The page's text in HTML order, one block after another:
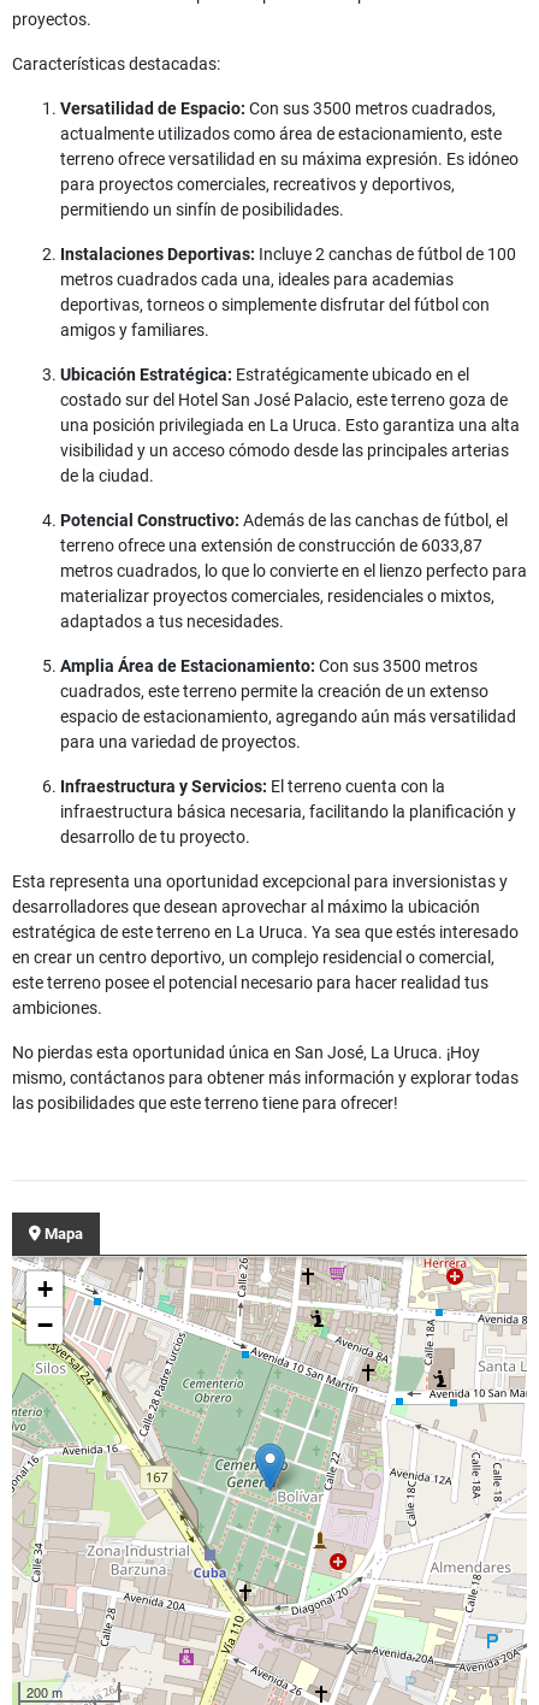
proyectos.
Características destacadas:
Versatilidad de Espacio: Con sus 3500 metros cuadrados,
actualmente utilizados como área de estacionamiento, este
terreno ofrece versatilidad en su máxima expresión. Es idóneo
para proyectos comerciales, recreativos y deportivos,
permitiendo un sinfín de posibilidades.
Instalaciones Deportivas: Incluye 2 canchas de fútbol de 100
metros cuadrados cada una, ideales para academias
deportivas, torneos o simplemente disfrutar del fútbol con
amigos y familiares.
Ubicación Estratégica: Estratégicamente ubicado en el
costado sur del Hotel San José Palacio, este terreno goza de
una posición privilegiada en La Uruca. Esto garantiza una alta
visibilidad y un acceso cómodo desde las principales arterias
de la ciudad.
Potencial Constructivo: Además de las canchas de fútbol, el
terreno ofrece una extensión de construcción de 6033,87
metros cuadrados, lo que lo convierte en el lienzo perfecto para
materializar proyectos comerciales, residenciales o mixtos,
adaptados a tus necesidades.
Amplia Área de Estacionamiento: Con sus 3500 metros
cuadrados, este terreno permite la creación de un extenso
espacio de estacionamiento, agregando aún más versatilidad
para una variedad de proyectos.
Infraestructura y Servicios: El terreno cuenta con la
infraestructura básica necesaria, facilitando la planificación y
desarrollo de tu proyecto.
Esta representa una oportunidad excepcional para inversionistas y
desarrolladores que desean aprovechar al máximo la ubicación
estratégica de este terreno en La Uruca. Ya sea que estés interesado
en crear un centro deportivo, un complejo residencial o comercial,
este terreno posee el potencial necesario para hacer realidad tus
ambiciones.
No pierdas esta oportunidad única en San José, La Uruca. ¡Hoy
mismo, contáctanos para obtener más información y explorar todas
las posibilidades que este terreno tiene para ofrecer!
Mapa
+
−
200 m